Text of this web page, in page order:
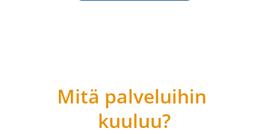
Mitä palveluihin
kuuluu?